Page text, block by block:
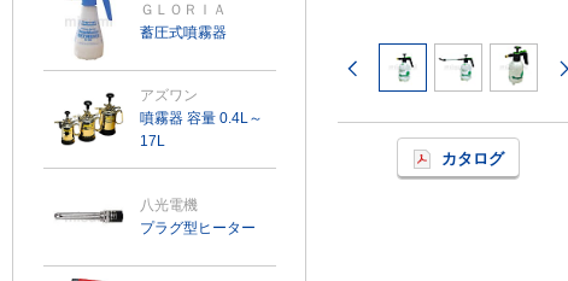
ＧＬＯＲＩＡ
蓄圧式噴霧器
アズワン
噴霧器 容量 0.4L～
17L
八光電機
プラグ型ヒーター
前のページ
カタログ